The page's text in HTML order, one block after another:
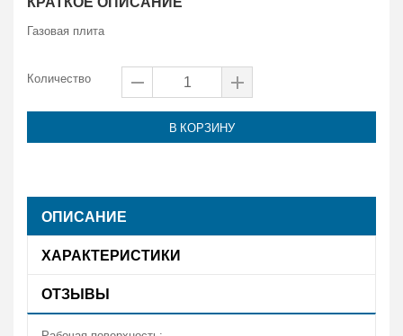
Газовая плита
Количество
В КОРЗИНУ
ОПИСАНИЕ
ХАРАКТЕРИСТИКИ
ОТЗЫВЫ